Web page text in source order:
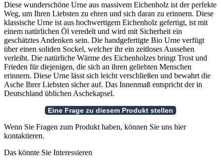
Diese wunderschöne Urne aus massivem Eichenholz ist der perfekte
Weg, um Ihren Liebsten zu ehren und sich daran zu erinnern. Diese
klassische Urne ist aus hochwertigem Eichenholz gefertigt, ist mit
einem natürlichen Öl veredelt und wird mit Sicherheit ein
geschätztes Andenken sein. Die handgefertigte Bio Urne verfügt
über einen soliden Sockel, welcher ihr ein zeitloses Aussehen
verleiht. Die natürliche Wärme des Eichenholzes bringt Trost und
Frieden für diejenigen, die sich an ihren geliebten Menschen
erinnern. Diese Urne lässt sich leicht verschließen und bewahrt die
Asche Ihrer Liebsten sicher auf. Das Innenmaß entspricht der in
Deutschland üblichen Aschekapsel.
Wenn Sie Fragen zum Produkt haben, können Sie uns hier
kontaktieren.
Das könnte Sie Interessieren